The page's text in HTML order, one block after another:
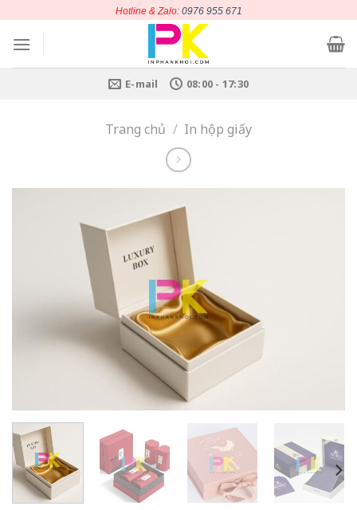
nội
dung
Hotline & Zalo: 0976 955 671
E-mail 08:00 - 17:30
Trang chủ / In hộp giấy